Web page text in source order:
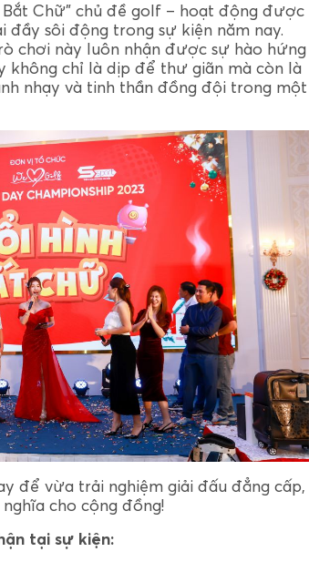
Chữ" chủ đề golf – hoạt động được
đầy sôi động trong sự kiện năm nay.
chơi này luôn nhận được sự hào hứng
không chỉ là dịp để thư giãn mà còn là
nhạy và tinh thần đồng đội trong một
để vừa trải nghiệm giải đấu đẳng cấp,
cho cộng đồng!
tại sự kiện: